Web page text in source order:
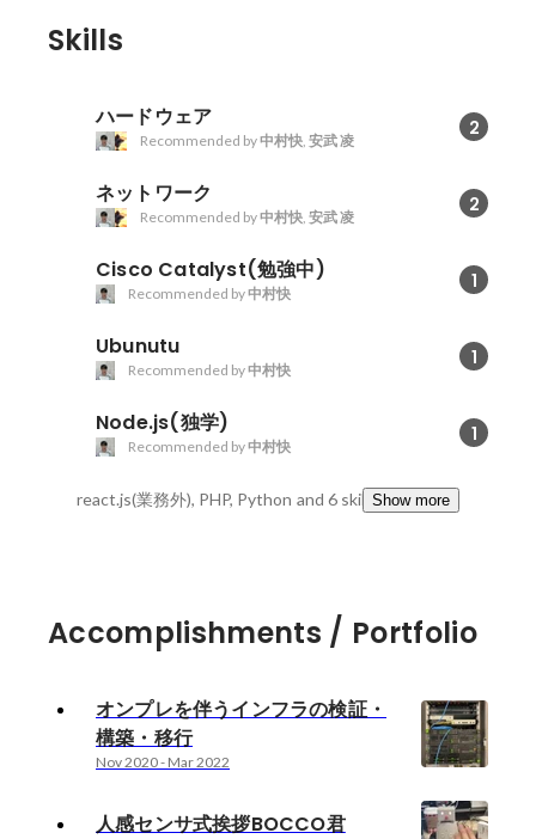
Skills
ハードウェア 2
Recommended by中村快, 安武 凌
ネットワーク 2
Recommended by中村快, 安武 凌
Cisco Catalyst(勉強中) 1
Recommended by中村快
Ubunutu 1
Recommended by中村快
Node.js(独学) 1
Recommended by中村快
react.js(業務外), PHP, Python and 6 skillsShow more
Accomplishments / Portfolio
オンプレを伴うインフラの検証・
構築・移行
Nov 2020- Mar 2022
人感センサ式挨拶BOCCO君